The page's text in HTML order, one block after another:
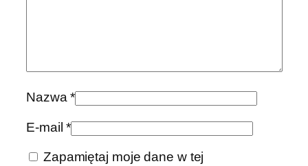
R
0
Nazwa*
E-mail*
Zapamiętaj moje dane w tej